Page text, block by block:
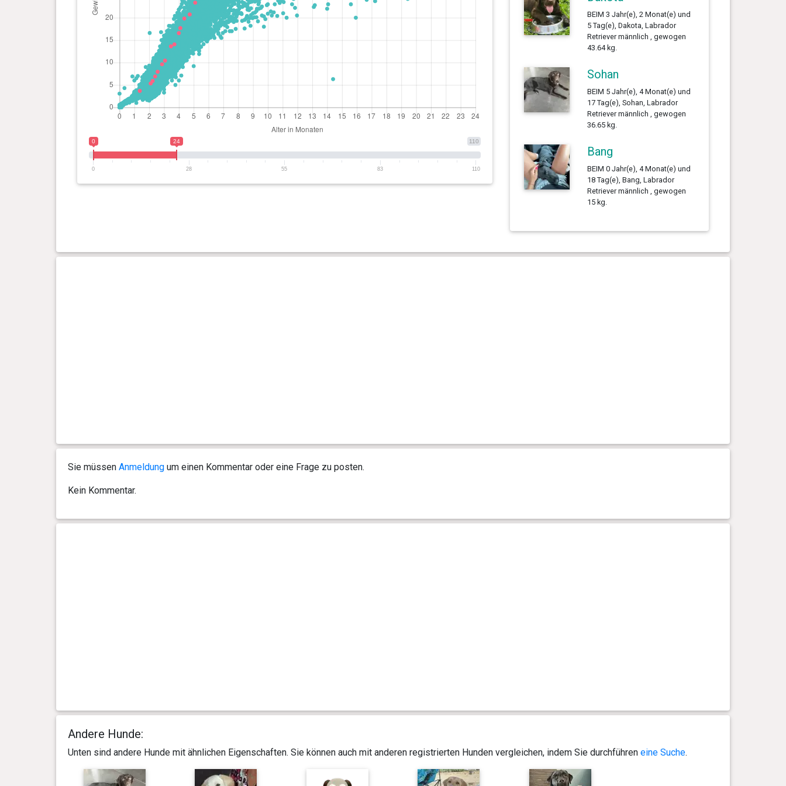
0 Jahr(e), 2 Monat(e) und 7
Tag(e)
5.9 kg
0 Jahr(e), 2 Monat(e) und 3
Tag(e)
0 Jahr(e), 1 Monat(e) und 11
3.67 kg
110
0 24
0 28 55 83 110
BEIM 3 Jahr(e), 2 Monat(e) und
5 Tag(e), Dakota, Labrador
Retriever männlich , gewogen
43.64 kg.
Sohan
BEIM 5 Jahr(e), 4 Monat(e) und
17 Tag(e), Sohan, Labrador
Retriever männlich , gewogen
36.65 kg.
Bang
BEIM 0 Jahr(e), 4 Monat(e) und
18 Tag(e), Bang, Labrador
Retriever männlich , gewogen
15 kg.
Sie müssen Anmeldungum einen Kommentar oder eine Frage zu posten.
Kein Kommentar.
Andere Hunde:
Unten sind andere Hunde mit ähnlichen Eigenschaften. Sie können auch mit anderen registrierten Hunden vergleichen, indem Sie durchführen eine Suche.